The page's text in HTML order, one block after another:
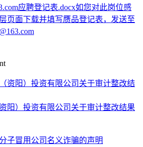
应聘登记表.docx如您对此岗位感
页面下载并填写赝品登记表，发送至
阳）投资有限公司关于审计整改结果